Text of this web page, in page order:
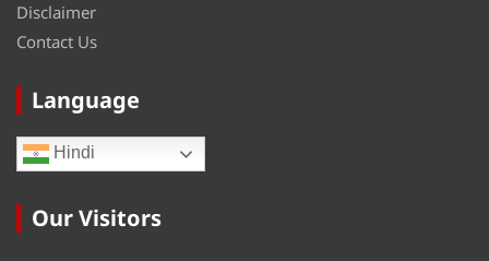
Disclaimer
Contact Us
Language
Hindi
Our Visitors